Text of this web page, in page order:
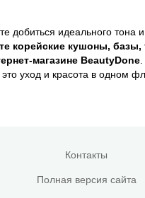
добиться идеального тона
корейские кушоны,
магазине BeautyDone
уход и красота в одном
Контакты
Полная версия сайта